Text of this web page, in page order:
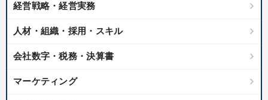
経営戦略・経営実務
人材・組織・採用・スキル
会社数字・税務・決算書
マーケティング